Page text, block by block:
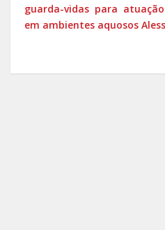
guarda-vidas para
em ambientes aquosos